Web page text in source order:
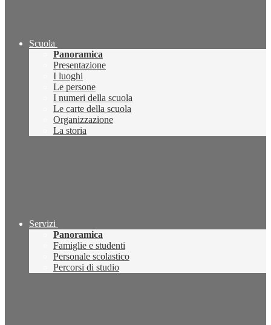
Scuola
Panoramica
Presentazione
I luoghi
Le persone
I numeri della scuola
Le carte della scuola
Organizzazione
La storia
Servizi
Panoramica
Famiglie e studenti
Personale scolastico
Percorsi di studio